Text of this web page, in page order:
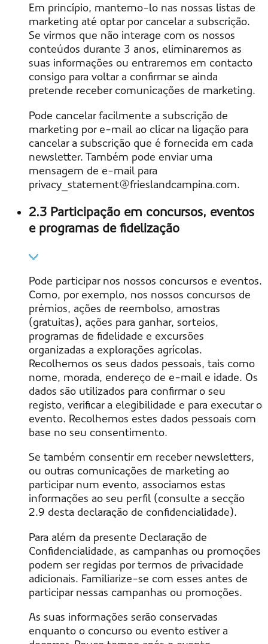
Em princípio, mantemo-lo nas nossas listas de
marketing até optar por cancelar a subscrição.
Se virmos que não interage com os nossos
conteúdos durante 3 anos, eliminaremos as
suas informações ou entraremos em contacto
consigo para voltar a confirmar se ainda
pretende receber comunicações de marketing.
Pode cancelar facilmente a subscrição de
marketing por e-mail ao clicar na ligação para
cancelar a subscrição que é fornecida em cada
newsletter. Também pode enviar uma
mensagem de e-mail para
privacy_statement@frieslandcampina.com.
2.3 Participação em concursos, eventos
e programas de fidelização
Pode participar nos nossos concursos e eventos.
Como, por exemplo, nos nossos concursos de
prémios, ações de reembolso, amostras
(gratuitas), ações para ganhar, sorteios,
programas de fidelidade e excursões
organizadas a explorações agrícolas.
Recolhemos os seus dados pessoais, tais como
nome, morada, endereço de e-mail e idade. Os
dados são utilizados para confirmar o seu
registo, verificar a elegibilidade e para executar o
evento. Recolhemos estes dados pessoais com
base no seu consentimento.
Se também consentir em receber newsletters,
ou outras comunicações de marketing ao
participar num evento, associamos estas
informações ao seu perfil (consulte a secção
2.9 desta declaração de confidencialidade).
Para além da presente Declaração de
Confidencialidade, as campanhas ou promoções
podem ser regidas por termos de privacidade
adicionais. Familiarize-se com esses antes de
participar nessas campanhas ou promoções.
As suas informações serão conservadas
enquanto o concurso ou evento estiver a